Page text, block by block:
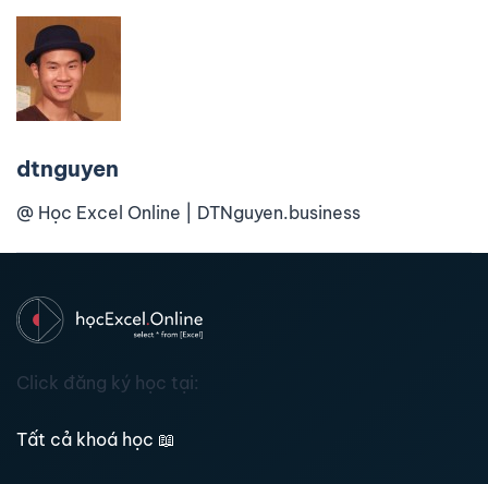
dtnguyen
@ Học Excel Online | DTNguyen.business
Click đăng ký học tại:
Tất cả khoá học 📖